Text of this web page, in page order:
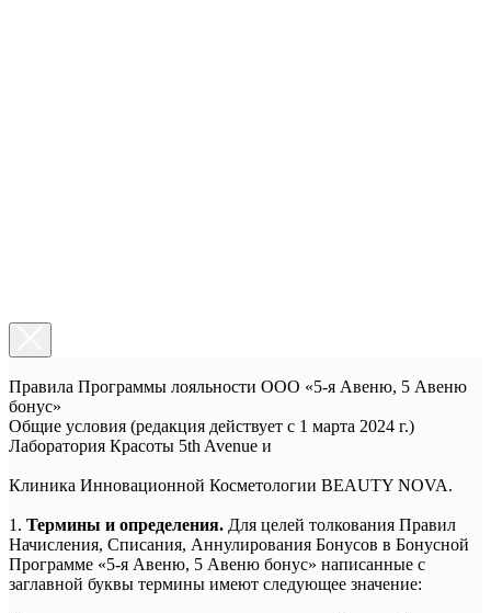
Правила Программы лояльности ООО «5-я Авеню, 5 Авеню
бонус»
Общие условия (редакция действует с 1 марта 2024 г.)
Лаборатория Красоты 5th Avenue и
Клиника Инновационной Косметологии BEAUTY NOVA.
1. Термины и определения. Для целей толкования Правил
Начисления, Списания, Аннулирования Бонусов в Бонусной
Программе «5-я Авеню, 5 Авеню бонус» написанные с
заглавной буквы термины имеют следующее значение: